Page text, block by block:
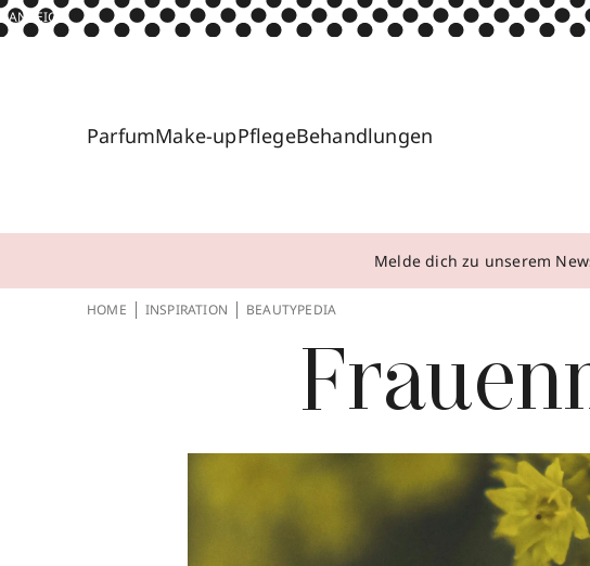
ANZEIGE
ParfumMake-upPflegeBehandlungen
Melde dich zu unserem
HOME INSPIRATION BEAUTYPEDIA